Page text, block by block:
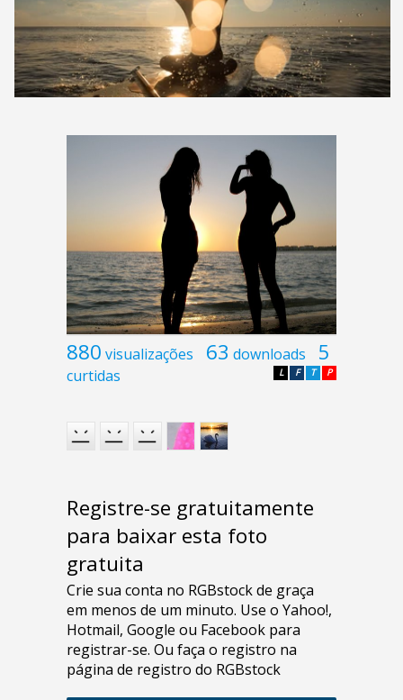
880 visualizações 63 downloads 5
curtidas P
T
F
L
Registre-se gratuitamente
para baixar esta foto
gratuita